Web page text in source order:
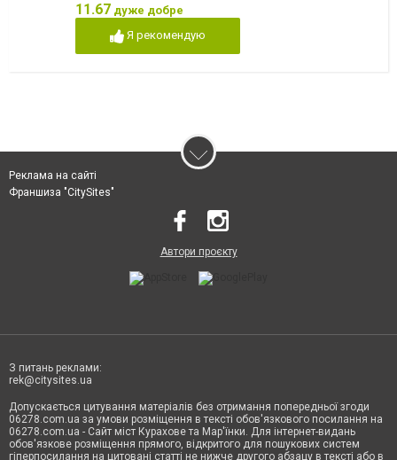
11.67 дуже добре
Я рекомендую
Реклама на сайті
Франшиза "CitySites"
Автори проєкту
З питань реклами:
rek@citysites.ua
Допускається цитування матеріалів без отримання попередньої згоди
06278.com.ua за умови розміщення в тексті обов'язкового посилання на
06278.com.ua - Сайт міст Курахове та Мар'їнки. Для інтернет-видань
обов'язкове розміщення прямого, відкритого для пошукових систем
гіперпосилання на цитовані статті не нижче другого абзацу в тексті або в